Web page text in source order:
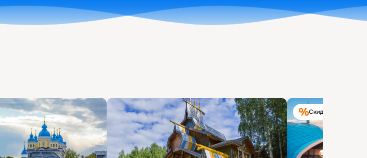
Скидка на круиз